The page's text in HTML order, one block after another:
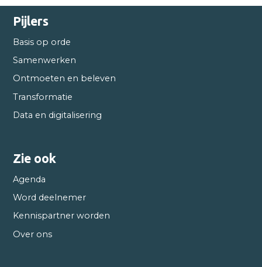
Pijlers
Basis op orde
Samenwerken
Ontmoeten en beleven
Transformatie
Data en digitalisering
Zie ook
Agenda
Word deelnemer
Kennispartner worden
Over ons